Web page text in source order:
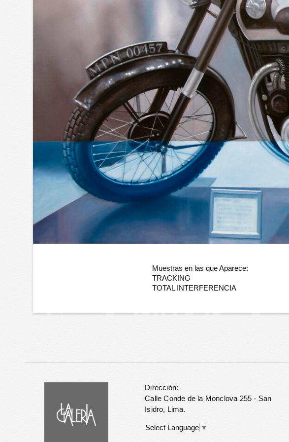
Muestras en las que Aparece:
TRACKING
TOTAL INTERFERENCIA
Dirección:
Calle Conde de la Monclova 255 - San
Isidro, Lima.
Select Language ▼